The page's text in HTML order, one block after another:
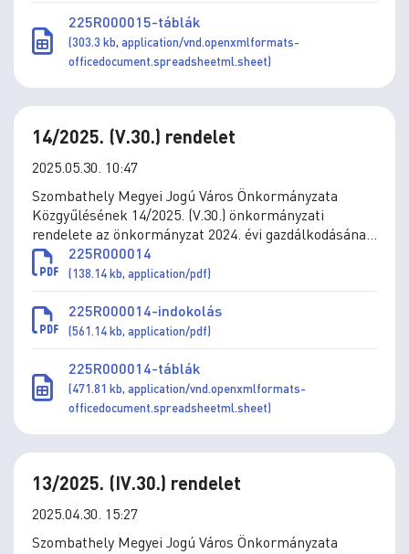
225R000015-táblák
(303.3 kb, application/vnd.openxmlformats-
officedocument.spreadsheetml.sheet)
14/2025. (V.30.) rendelet
2025.05.30. 10:47
Szombathely Megyei Jogú Város Önkormányzata
Közgyűlésének 14/2025. (V.30.) önkormányzati
rendelete az önkormányzat 2024. évi gazdálkodásának
végrehajtásáról
225R000014
(138.14 kb, application/pdf)
225R000014-indokolás
(561.14 kb, application/pdf)
225R000014-táblák
(471.81 kb, application/vnd.openxmlformats-
officedocument.spreadsheetml.sheet)
13/2025. (IV.30.) rendelet
2025.04.30. 15:27
Szombathely Megyei Jogú Város Önkormányzata